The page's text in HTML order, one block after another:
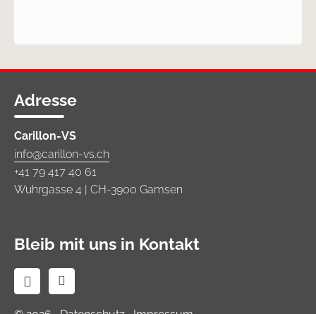
Adresse
Carillon-VS
info@carillon-vs.ch
+41 79 417 40 61
Wuhrgasse 4 | CH-3900 Gamsen
Bleib mit uns in Kontakt
 